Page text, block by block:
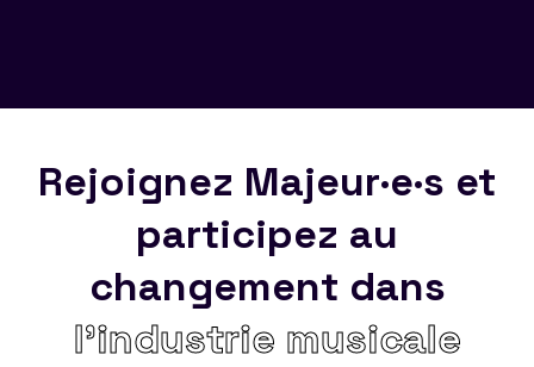
Rejoignez Majeur·e·s et
participez au
changement dans
l’industrie musicale